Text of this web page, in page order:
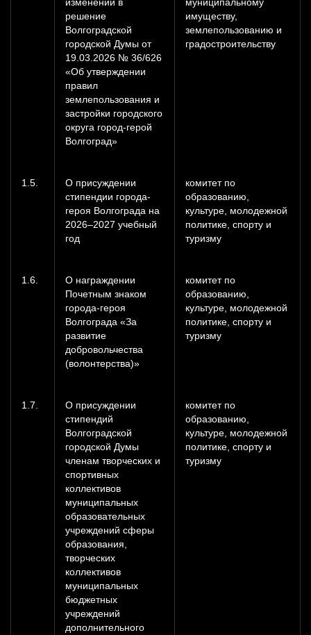
решение
Волгоградской
городской Думы от
19.03.2026 № 36/626
«Об утверждении
правил
землепользования и
застройки городского
округа город-герой
Волгоград»
имуществу,
землепользованию и
градостроительству
1.5.
О присуждении
стипендии города-
героя Волгограда на
2026–2027 учебный
год
комитет по
образованию,
культуре, молодежной
политике, спорту и
туризму
1.6.
О награждении
Почетным знаком
города-героя
Волгограда «За
развитие
добровольчества
(волонтерства)»
комитет по
образованию,
культуре, молодежной
политике, спорту и
туризму
1.7.
О присуждении
стипендий
Волгоградской
городской Думы
членам творческих и
спортивных
коллективов
муниципальных
образовательных
учреждений сферы
образования,
творческих
коллективов
муниципальных
бюджетных
учреждений
дополнительного
комитет по
образованию,
культуре, молодежной
политике, спорту и
туризму